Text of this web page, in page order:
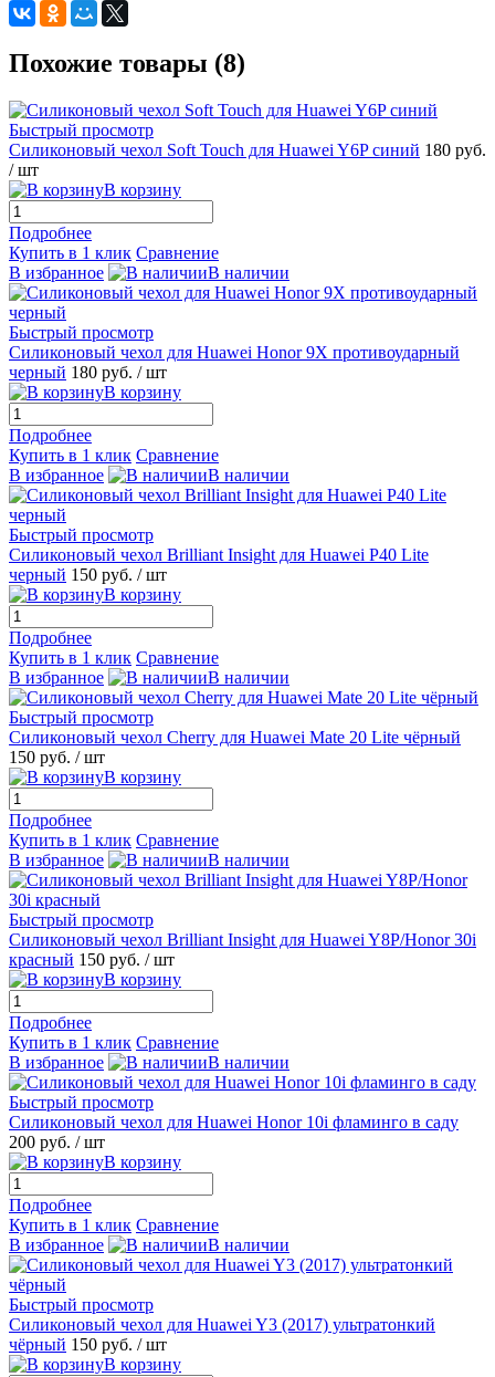
Похожие товары (8)
Быстрый просмотр
Силиконовый чехол Soft Touch для Huawei Y6P синий 180 руб.
/ шт
В корзину
Подробнее
Купить в 1 клик Сравнение
В избранное
В наличии
Быстрый просмотр
Силиконовый чехол для Huawei Honor 9X противоударный
черный 180 руб. / шт
В корзину
Подробнее
Купить в 1 клик Сравнение
В избранное
В наличии
Быстрый просмотр
Силиконовый чехол Brilliant Insight для Huawei P40 Lite
черный 150 руб. / шт
В корзину
Подробнее
Купить в 1 клик Сравнение
В избранное
В наличии
Быстрый просмотр
Силиконовый чехол Cherry для Huawei Mate 20 Lite чёрный
150 руб. / шт
В корзину
Подробнее
Купить в 1 клик Сравнение
В избранное
В наличии
Быстрый просмотр
Силиконовый чехол Brilliant Insight для Huawei Y8P/Honor 30i
красный 150 руб. / шт
В корзину
Подробнее
Купить в 1 клик Сравнение
В избранное
В наличии
Быстрый просмотр
Силиконовый чехол для Huawei Honor 10i фламинго в саду
200 руб. / шт
В корзину
Подробнее
Купить в 1 клик Сравнение
В избранное
В наличии
Быстрый просмотр
Силиконовый чехол для Huawei Y3 (2017) ультратонкий
чёрный 150 руб. / шт
В корзину